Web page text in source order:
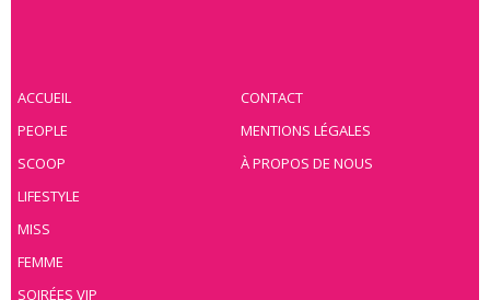
ACCUEIL
PEOPLE
SCOOP
LIFESTYLE
MISS
FEMME
SOIRÉES VIP
CONTACT
MENTIONS LÉGALES
À PROPOS DE NOUS